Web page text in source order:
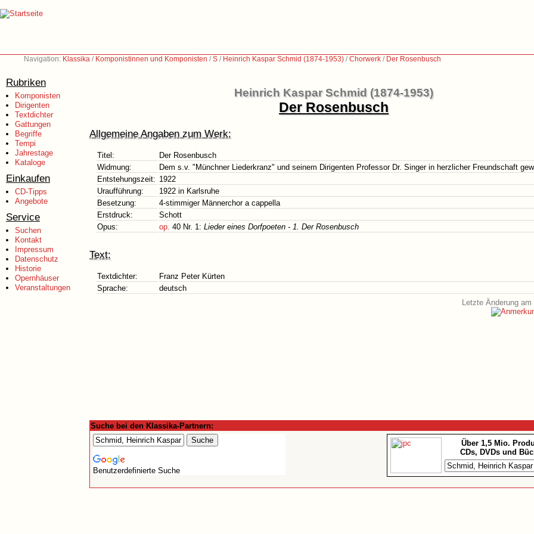
Navigation: Klassika / Komponistinnen und Komponisten /S / Heinrich Kaspar Schmid (1874-1953) /Chorwerk / Der Rosenbusch
Rubriken
Komponisten
Dirigenten
Textdichter
Gattungen
Begriffe
Tempi
Jahrestage
Kataloge
Einkaufen
CD-Tipps
Angebote
Service
Suchen
Kontakt
Impressum
Datenschutz
Historie
Opernhäuser
Veranstaltungen
Heinrich Kaspar Schmid (1874-1953)
Der Rosenbusch
Allgemeine Angaben zum Werk:
Titel:
Der Rosenbusch
Widmung:
Dem s.v. "Münchner Liederkranz" und seinem Dirigenten Professor Dr. Singer in herzlicher Freundschaft
Entstehungszeit: 1922
Uraufführung:
1922 in Karlsruhe
Besetzung:
4-stimmiger Männerchor a cappella
Erstdruck:
Schott
Opus:
op. 40 Nr. 1: Lieder eines Dorfpoeten - 1. Der Rosenbusch
Text:
Textdichter:
Franz Peter Kürten
Sprache:
deutsch
Letzte Änderung
Suche bei den Klassika-Partnern:
Benutzerdefinierte Suche
Über 1,5 Mio.
CDs, DVDs und